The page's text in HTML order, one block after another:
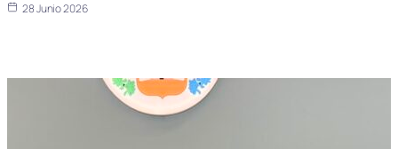
28 Junio 2026